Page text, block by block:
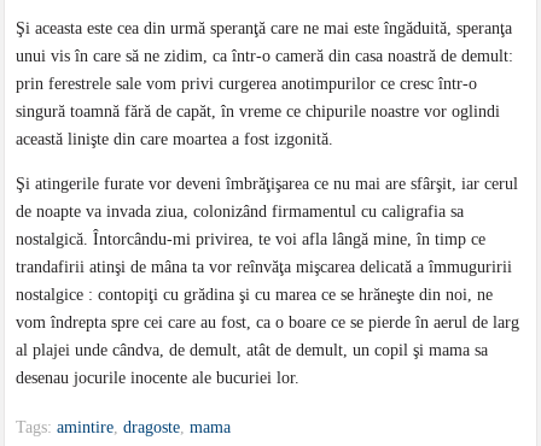
Şi aceasta este cea din urmă speranţă care ne mai este îngăduită, speranţa
unui vis în care să ne zidim, ca într-o cameră din casa noastră de demult:
prin ferestrele sale vom privi curgerea anotimpurilor ce cresc într-o
singură toamnă fără de capăt, în vreme ce chipurile noastre vor oglindi
această linişte din care moartea a fost izgonită.
Şi atingerile furate vor deveni îmbrăţişarea ce nu mai are sfârşit, iar cerul
de noapte va invada ziua, colonizând firmamentul cu caligrafia sa
nostalgică. Întorcându-mi privirea, te voi afla lângă mine, în timp ce
trandafirii atinşi de mâna ta vor reînvăţa mişcarea delicată a îmmuguririi
nostalgice : contopiţi cu grădina şi cu marea ce se hrăneşte din noi, ne
vom îndrepta spre cei care au fost, ca o boare ce se pierde în aerul de larg
al plajei unde cândva, de demult, atât de demult, un copil şi mama sa
desenau jocurile inocente ale bucuriei lor.
Tags:amintire,dragoste,mama